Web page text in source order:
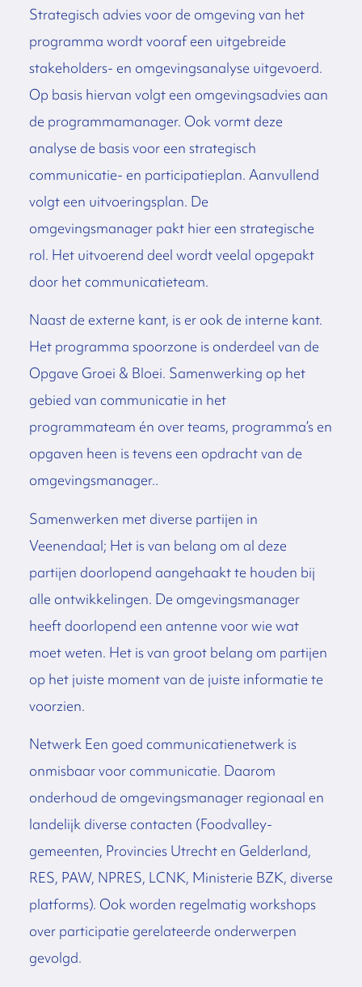
Strategisch advies voor de omgeving van het
programma wordt vooraf een uitgebreide
stakeholders- en omgevingsanalyse uitgevoerd.
Op basis hiervan volgt een omgevingsadvies aan
de programmamanager. Ook vormt deze
analyse de basis voor een strategisch
communicatie- en participatieplan. Aanvullend
volgt een uitvoeringsplan. De
omgevingsmanager pakt hier een strategische
rol. Het uitvoerend deel wordt veelal opgepakt
door het communicatieteam.
Naast de externe kant, is er ook de interne kant.
Het programma spoorzone is onderdeel van de
Opgave Groei & Bloei. Samenwerking op het
gebied van communicatie in het
programmateam én over teams, programma’s en
opgaven heen is tevens een opdracht van de
omgevingsmanager..
Samenwerken met diverse partijen in
Veenendaal; Het is van belang om al deze
partijen doorlopend aangehaakt te houden bij
alle ontwikkelingen. De omgevingsmanager
heeft doorlopend een antenne voor wie wat
moet weten. Het is van groot belang om partijen
op het juiste moment van de juiste informatie te
voorzien.
Netwerk Een goed communicatienetwerk is
onmisbaar voor communicatie. Daarom
onderhoud de omgevingsmanager regionaal en
landelijk diverse contacten (Foodvalley-
gemeenten, Provincies Utrecht en Gelderland,
RES, PAW, NPRES, LCNK, Ministerie BZK, diverse
platforms). Ook worden regelmatig workshops
over participatie gerelateerde onderwerpen
gevolgd.